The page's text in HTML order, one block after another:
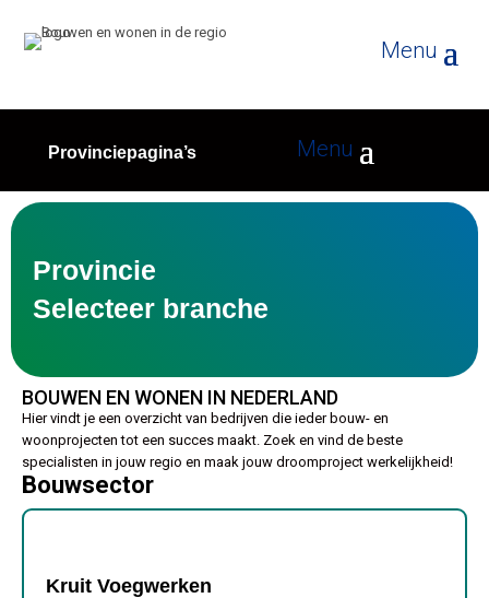
Provinciepagina’s
Provincie
Selecteer branche
BOUWEN EN WONEN IN NEDERLAND
Hier vindt je een overzicht van bedrijven die ieder bouw- en
woonprojecten tot een succes maakt. Zoek en vind de beste
specialisten in jouw regio en maak jouw droomproject werkelijkheid!
Bouwsector
Kruit Voegwerken